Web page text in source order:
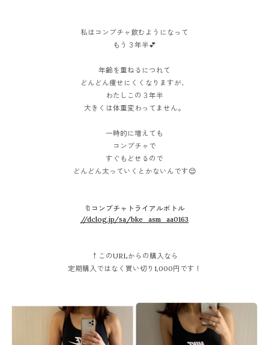
私はコンブチャ飲むようになって
もう３年半💕
年齢を重ねるにつれて
どんどん痩せにくくなりますが、
わたしこの３年半
大きくは体重変わってません。
一時的に増えても
コンブチャで
すぐもどせるので
どんどん太っていくとかないんです😌
🔖コンブチャトライアルボトル
//dclog.jp/sa/bke_asm_aa0163
↑このURLからの購入なら
定期購入ではなく買い切り1,000円です！